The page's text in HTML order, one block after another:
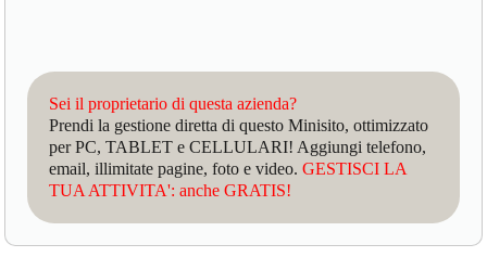
Sei il proprietario di questa azienda?
Prendi la gestione diretta di questo Minisito, ottimizzato
per PC, TABLET e CELLULARI! Aggiungi telefono,
email, illimitate pagine, foto e video.GESTISCI LA
TUA ATTIVITA': anche GRATIS!